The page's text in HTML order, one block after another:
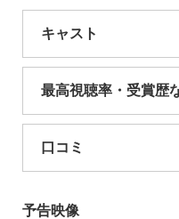
キャスト
最高視聴率・受賞歴
口コミ
予告映像